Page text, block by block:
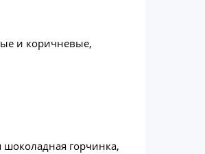
и коричневые,
шоколадная горчинка,